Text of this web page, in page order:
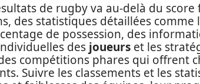
de rugby va au-delà du
des statistiques détaillées
de possession, des
des joueurs et les
compétitions phares qui offrent
Suivre les classements et les